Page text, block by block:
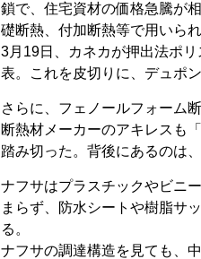
鎖で、住宅資材の価格急騰が
礎断熱、付加断熱等で用いら
3月 19日、カネカが押出法ポ
表。これを皮切りに、デュポ
さらに、フェノールフォーム
断熱材メーカーのアキレスも
踏み切った。背後にあるのは
ナフサはプラスチックやビニ
まらず、防水シートや樹脂サ
る。
ナフサの調達構造を見ても、